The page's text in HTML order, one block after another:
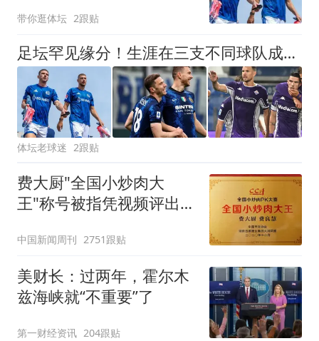
带你逛体坛 2跟贴
足坛罕见缘分！生涯在三支不同球队成为队友，从意甲一路打到德甲
体坛老球迷 2跟贴
费大厨"全国小炒肉大
王"称号被指凭视频评出
中国新闻周刊 2751跟贴
美财长：过两年，霍尔木
兹海峡就“不重要”了
第一财经资讯 204跟贴